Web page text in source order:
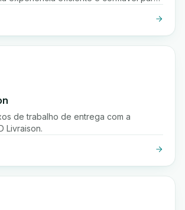
de trabalho de entrega com a
Livraison.